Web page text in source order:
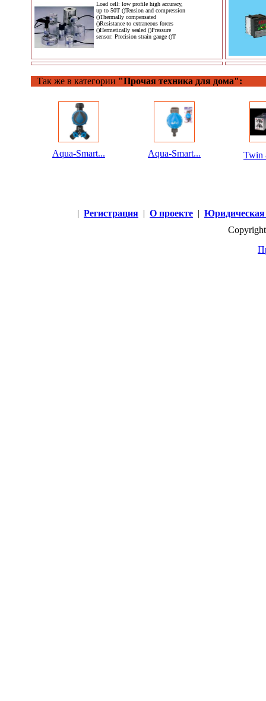
Load cell: low profile high accuracy,
up to 50T ()Tension and compression
()Thermally compensated
()Resistance to extraneous forces
()Hermetically sealed ()Pressure
sensor: Precision strain gauge ()T
Так же в категории "Прочая техника для дома":
Aqua-Smart... Aqua-Smart...
| Регистрация | О проекте |